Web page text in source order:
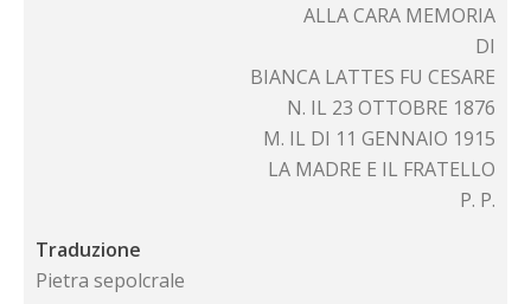
ALLA CARA MEMORIA
DI
BIANCA LATTES FU CESARE
N. IL 23 OTTOBRE 1876
M. IL DI 11 GENNAIO 1915
LA MADRE E IL FRATELLO
P. P.
Traduzione
Pietra sepolcrale